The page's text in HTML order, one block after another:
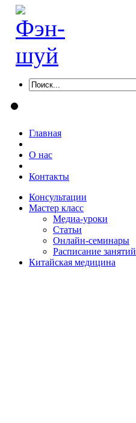
Главная
О нас
Контакты
Консультации
Мастер класс
Медиа-уроки
Статьи
Онлайн-семинары
Расписание занятий
Китайская медицина